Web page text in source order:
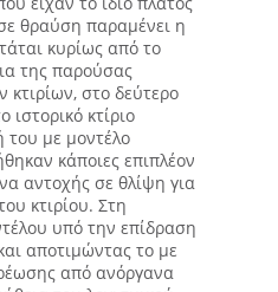
θραύση παραμένει η
κυρίως από το
της παρούσας
κτιρίων, στο δεύτερο
κτίριο
του με μοντέλο
κάποιες επιπλέον
αντοχής σε θλίψη για
κτιρίου. Στη
υπό την επίδραση
αποτιμώντας το με
από ανόργανα